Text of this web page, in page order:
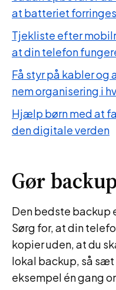
at batteriet
Tjekliste efter
at din telefon
Få styr på kabler og
nem organisering i
Hjælp børn med at
den digitale verden
Gør
Den bedste backup
Sørg for, at din
kopier uden, at du
lokal backup, så
eksempel én gang